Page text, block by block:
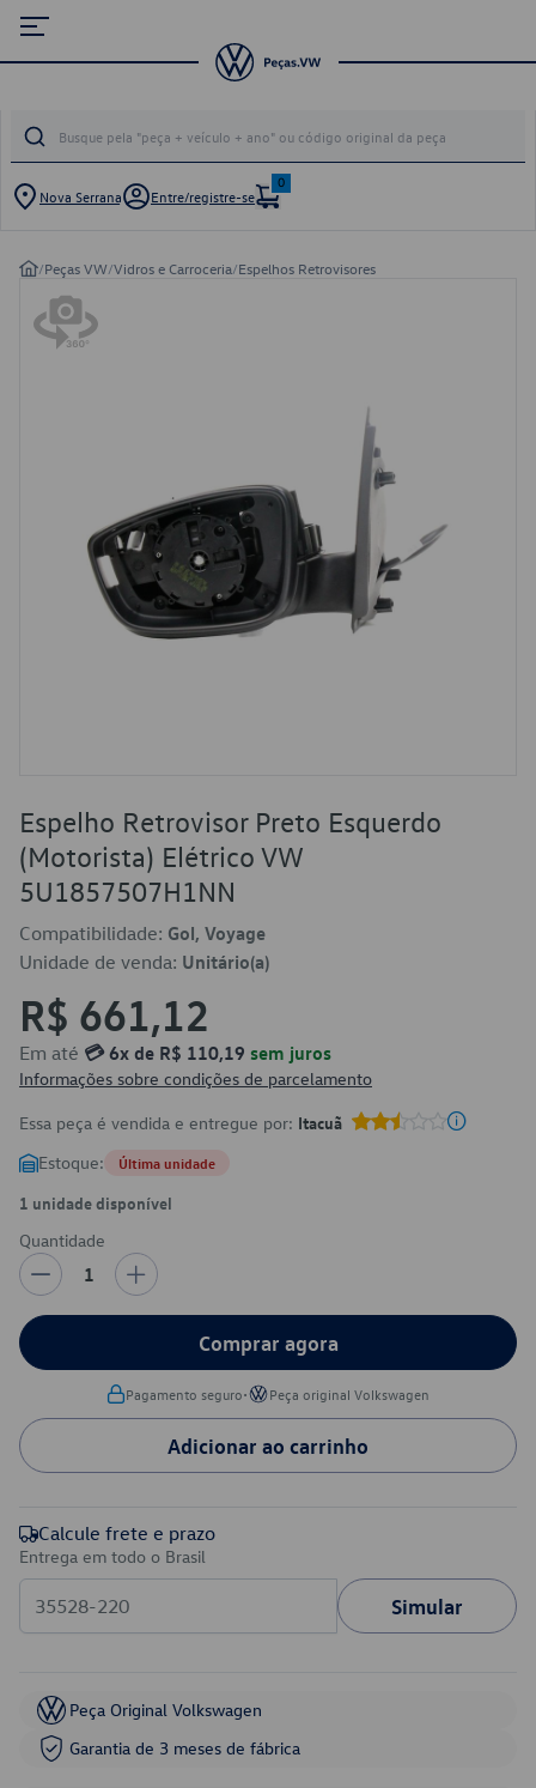
Nova Serrana Entre/registre-se
0
/Peças VW/Vidros e Carroceria/Espelhos Retrovisores
Espelho Retrovisor Preto Esquerdo
(Motorista) Elétrico VW
5U1857507H1NN
Compatibilidade: Gol, Voyage
Unidade de venda: Unitário(a)
R$ 661,12
Em até 💳 6x de R$ 110,19 sem juros
Informações sobre condições de parcelamento
Essa peça é vendida e entregue por: Itacuã
Estoque: Última unidade
1 unidade disponível
Quantidade
1
Comprar agora
Pagamento seguro• Peça original Volkswagen
Adicionar ao carrinho
Calcule frete e prazo
Entrega em todo o Brasil
Simular
Peça Original Volkswagen
Garantia de 3 meses de fábrica